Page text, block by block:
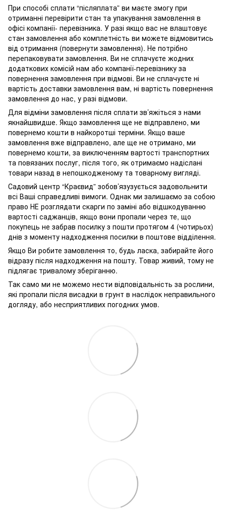
При способі сплати “післяплата” ви маєте змогу при
отриманні перевірити стан та упакування замовлення в
офісі компанії- перевізника. У разі якщо вас не влаштовує
стан замовлення або комплетність ви можете відмовитись
від отримання (повернути замовлення). Не потрібно
перепаковувати замовлення. Ви не сплачуєте жодних
додаткових комісій нам або компанії-перевізнику за
повернення замовлення при відмові. Ви не сплачуєте ні
вартість доставки замовлення вам, ні вартість повернення
замовлення до нас, у разі відмови.
Для відміни замовлення після сплати зв’яжіться з нами
якнайшвидше. Якщо замовлення ще не відправлено, ми
повернемо кошти в найкоротші терміни. Якщо ваше
замовлення вже відправлено, але ще не отримано, ми
повернемо кошти, за виключенням вартості транспортних
та повязаних послуг, після того, як отримаємо надіслані
товари назад в непошкодженому та товарному вигляді.
Садовий центр “Краєвид” зобов’язузується задовольнити
всі Ваші справедливі вимоги. Однак ми залишаємо за собою
право НЕ розглядати скарги по заміні або відшкодуванню
вартості саджанців, якщо вони пропали через те, що
покупець не забрав посилку з пошти протягом 4 (чотирьох)
днів з моменту надходження посилки в поштове відділення.
Якщо Ви робите замовлення то, будь ласка, забирайте його
відразу після надходження на пошту. Товар живий, тому не
підлягає тривалому зберіганню.
Так само ми не можемо нести відповідальність за рослини,
які пропали після висадки в грунт в наслідок неправильного
догляду, або несприятливих погодних умов.